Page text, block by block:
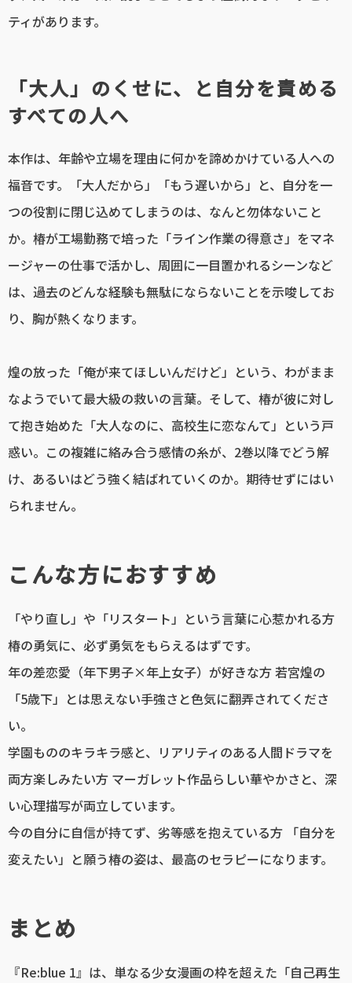
ティがあります。
「大人」のくせに、と自分を責める
すべての人へ
本作は、年齢や立場を理由に何かを諦めかけている人への
福音です。「大人だから」「もう遅いから」と、自分を一
つの役割に閉じ込めてしまうのは、なんと勿体ないこと
か。椿が工場勤務で培った「ライン作業の得意さ」をマネ
ージャーの仕事で活かし、周囲に一目置かれるシーンなど
は、過去のどんな経験も無駄にならないことを示唆してお
り、胸が熱くなります。
煌の放った「俺が来てほしいんだけど」という、わがまま
なようでいて最大級の救いの言葉。そして、椿が彼に対し
て抱き始めた「大人なのに、高校生に恋なんて」という戸
惑い。この複雑に絡み合う感情の糸が、2巻以降でどう解
け、あるいはどう強く結ばれていくのか。期待せずにはい
られません。
こんな方におすすめ
「やり直し」や「リスタート」という言葉に心惹かれる方
椿の勇気に、必ず勇気をもらえるはずです。
年の差恋愛（年下男子×年上女子）が好きな方 若宮煌の
「5歳下」とは思えない手強さと色気に翻弄されてくださ
い。
学園もののキラキラ感と、リアリティのある人間ドラマを
両方楽しみたい方 マーガレット作品らしい華やかさと、深
い心理描写が両立しています。
今の自分に自信が持てず、劣等感を抱えている方 「自分を
変えたい」と願う椿の姿は、最高のセラピーになります。
まとめ
『Re:blue 1』は、単なる少女漫画の枠を超えた「自己再生